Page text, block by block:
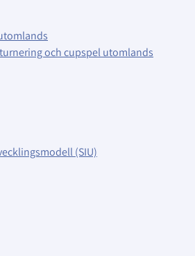
och cupspel utomlands
(SIU)